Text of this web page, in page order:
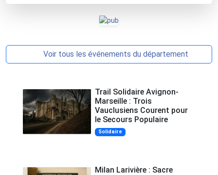
Voir tous les événements du département
Trail Solidaire Avignon-
Marseille : Trois
Vauclusiens Courent pour
le Secours Populaire
Solidaire
Milan Larivière : Sacre